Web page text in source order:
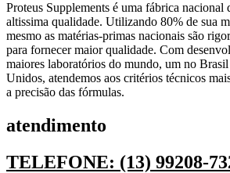
Proteus Supplements é uma fábrica nacional
altissima qualidade. Utilizando 80% de sua
mesmo as matérias-primas nacionais são
para fornecer maior qualidade. Com
maiores laboratórios do mundo, um no
Unidos, atendemos aos critérios técnicos
a precisão das fórmulas.
atendimento
TELEFONE: (13) 99208-